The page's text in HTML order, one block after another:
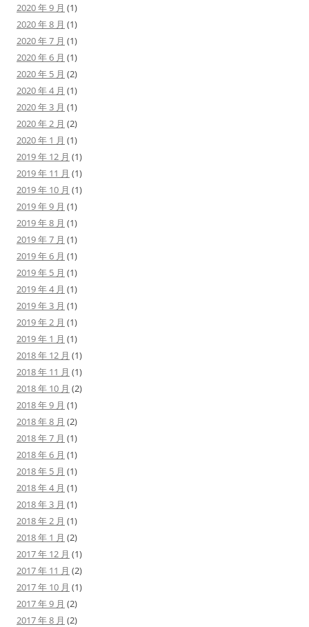
2020 年 9 月 (1)
2020 年 8 月 (1)
2020 年 7 月 (1)
2020 年 6 月 (1)
2020 年 5 月 (2)
2020 年 4 月 (1)
2020 年 3 月 (1)
2020 年 2 月 (2)
2020 年 1 月 (1)
2019 年 12 月 (1)
2019 年 11 月 (1)
2019 年 10 月 (1)
2019 年 9 月 (1)
2019 年 8 月 (1)
2019 年 7 月 (1)
2019 年 6 月 (1)
2019 年 5 月 (1)
2019 年 4 月 (1)
2019 年 3 月 (1)
2019 年 2 月 (1)
2019 年 1 月 (1)
2018 年 12 月 (1)
2018 年 11 月 (1)
2018 年 10 月 (2)
2018 年 9 月 (1)
2018 年 8 月 (2)
2018 年 7 月 (1)
2018 年 6 月 (1)
2018 年 5 月 (1)
2018 年 4 月 (1)
2018 年 3 月 (1)
2018 年 2 月 (1)
2018 年 1 月 (2)
2017 年 12 月 (1)
2017 年 11 月 (2)
2017 年 10 月 (1)
2017 年 9 月 (2)
2017 年 8 月 (2)